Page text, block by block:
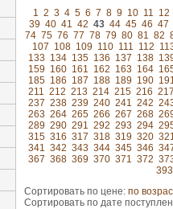
1 2 3 4 5 6 7 8 9 10 11 12
39 40 41 42 43 44 45 46 47
74 75 76 77 78 79 80 81 82
107 108 109 110 111 112
133 134 135 136 137 138
159 160 161 162 163 164
185 186 187 188 189 190
211 212 213 214 215 216
237 238 239 240 241 242
263 264 265 266 267 268
289 290 291 292 293 294
315 316 317 318 319 320
341 342 343 344 345 346
367 368 369 370 371 372
393
Сортировать по цене: по
Сортировать по дате